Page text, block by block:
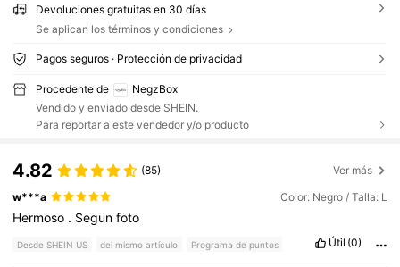
Devoluciones gratuitas en 30 días
Se aplican los términos y condiciones
Pagos seguros · Protección de privacidad
Procedente de
NegzBox
Vendido y enviado desde SHEIN.
Para reportar a este vendedor y/o producto
4.82 (85) Ver más
w***a Color: Negro / Talla: L
Hermoso . Segunfoto
Desde SHEIN US del mismo artículo Programa de puntos Útil (0)